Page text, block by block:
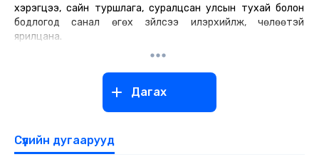
хэрэгцээ, сайн туршлага, суралцсан улсын тухай болон
бодлогод санал өгөх зүйлсээ илэрхийлж, чөлөөтэй
ярилцана.
Дагах
Сүүлийн дугаарууд